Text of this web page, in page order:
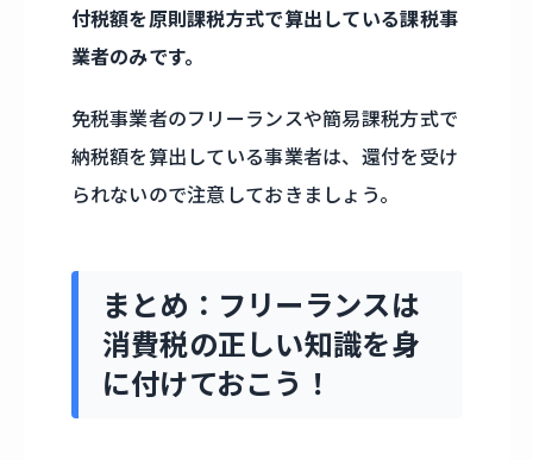
付税額を原則課税方式で算出している課税事
業者のみです。
免税事業者のフリーランスや簡易課税方式で
納税額を算出している事業者は、還付を受け
られないので注意しておきましょう。
まとめ：フリーランスは
消費税の正しい知識を身
に付けておこう！